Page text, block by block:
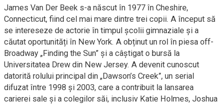
James Van Der Beek s-a născut în 1977 în Cheshire,
Connecticut, fiind cel mai mare dintre trei copii. A început să
se intereseze de actorie în timpul școlii gimnaziale și a
căutat oportunități în New York. A obținut un rol în piesa off-
Broadway „Finding the Sun” și a câștigat o bursă la
Universitatea Drew din New Jersey. A devenit cunoscut
datorită rolului principal din „Dawson’s Creek”, un serial
difuzat între 1998 și 2003, care a contribuit la lansarea
carierei sale și a colegilor săi, inclusiv Katie Holmes, Joshua